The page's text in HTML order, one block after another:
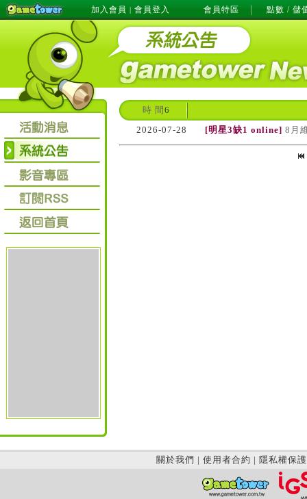
加入會員 | 會員登入 會員特區 點數 / 儲
時 間 6
2026-07-28
[明星3缺1 online] 8月
關於我們 | 使用者合約 | 隱私權保護